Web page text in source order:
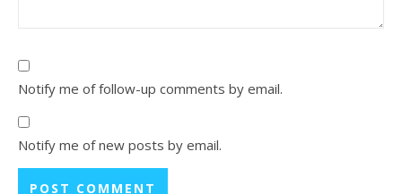
Notify me of follow-up comments by email.
Notify me of new posts by email.